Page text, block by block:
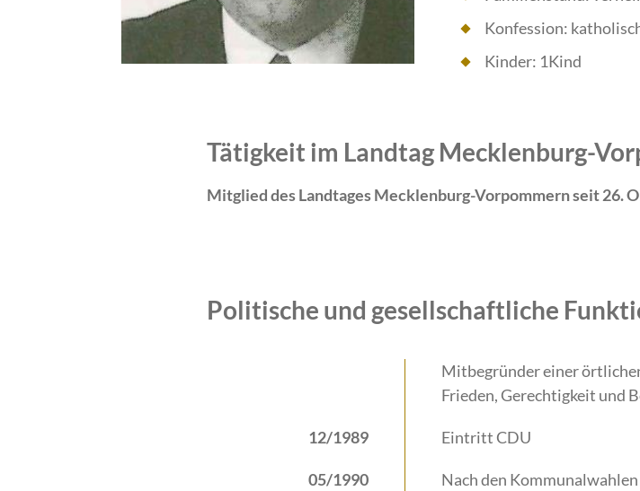
Konfession:
Kinder: 1Kind
Tätigkeit im Landtag Mecklenburg-
Mitglied des Landtages Mecklenburg-Vorpommern seit 26.
Politische und gesellschaftliche
Mitbegründer einer
Frieden, Ge­rechtigkeit und
12/1989 Eintritt CDU
05/1990
Nach den